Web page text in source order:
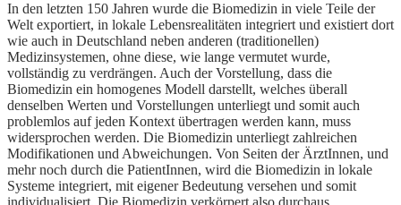
In den letzten 150 Jahren wurde die Biomedizin in viele Teile der
Welt exportiert, in lokale Lebensrealitäten integriert und existiert dort
wie auch in Deutschland neben anderen (traditionellen)
Medizinsystemen, ohne diese, wie lange vermutet wurde,
vollständig zu verdrängen. Auch der Vorstellung, dass die
Biomedizin ein homogenes Modell darstellt, welches überall
denselben Werten und Vorstellungen unterliegt und somit auch
problemlos auf jeden Kontext übertragen werden kann, muss
widersprochen werden. Die Biomedizin unterliegt zahlreichen
Modifikationen und Abweichungen. Von Seiten der ÄrztInnen, und
mehr noch durch die PatientInnen, wird die Biomedizin in lokale
Systeme integriert, mit eigener Bedeutung versehen und somit
individualisiert. Die Biomedizin verkörpert also durchaus